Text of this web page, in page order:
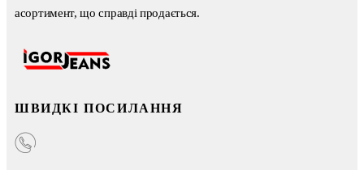
асортимент, що справді продається.
ШВИДКІ ПОСИЛАННЯ